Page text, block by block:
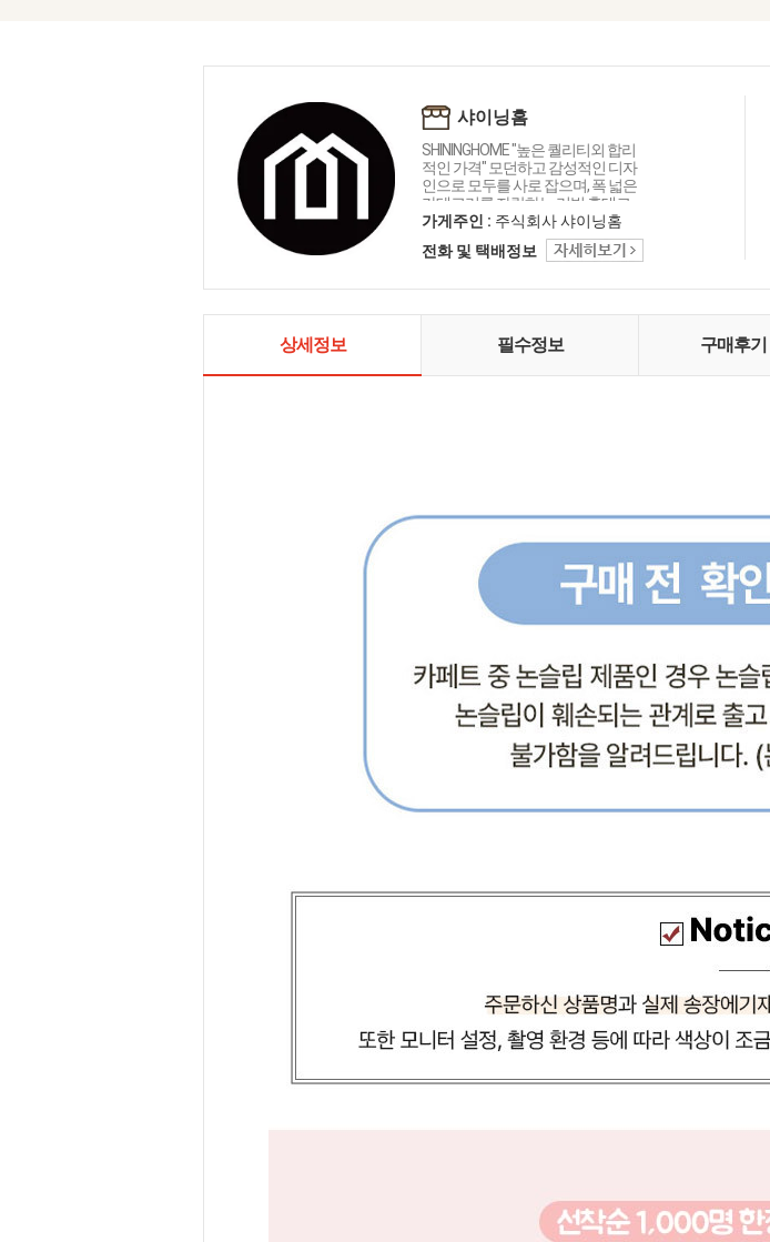
샤이닝홈
SHININGHOME "높은 퀄리티외 합리
적인 가격" 모던하고 감성적인 디자
인으로 모두를 사로 잡으며, 폭 넓은
카테고리를 자랑하는 리빙 홈데코
인테리어 샤이닝홈입니다.
가게주인 : 주식회사 샤이닝홈
전화 및 택배정보
상세정보 필수정보 구매후기